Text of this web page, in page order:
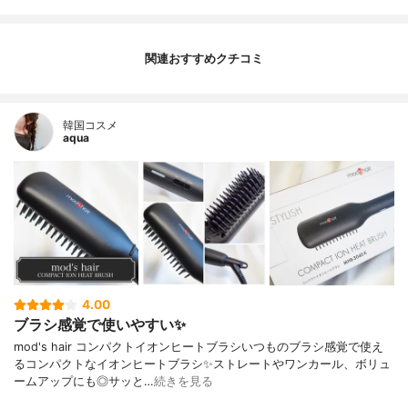
関連おすすめクチコミ
韓国コスメ
aqua
4.00
ブラシ感覚で使いやすい✨
mod's hair コンパクトイオンヒートブラシいつものブラシ感覚で使え
るコンパクトなイオンヒートブラシ✨ストレートやワンカール、ボリュ
ームアップにも◎サッと…続きを見る